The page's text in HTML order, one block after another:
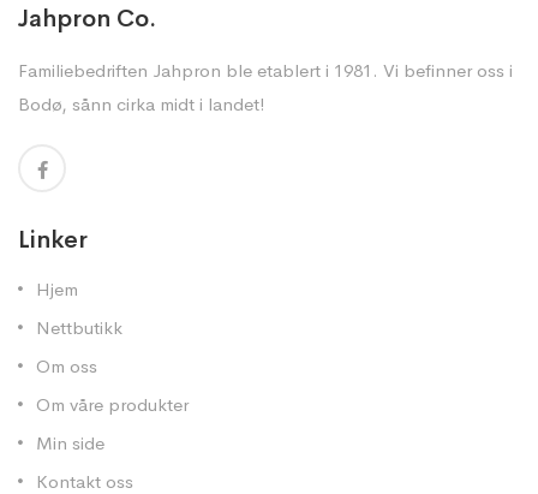
Jahpron Co.
Familiebedriften Jahpron ble etablert i 1981. Vi befinner oss i
Bodø, sånn cirka midt i landet!
Linker
Hjem
Nettbutikk
Om oss
Om våre produkter
Min side
Kontakt oss